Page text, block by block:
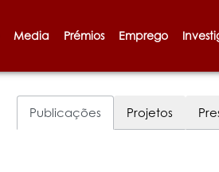
Media Prémios Emprego
Publicações Projetos